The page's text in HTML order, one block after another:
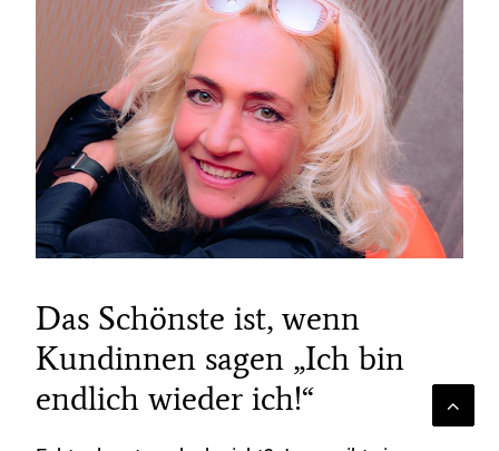
Das Schönste ist, wenn
Kundinnen sagen „Ich bin
endlich wieder ich!“